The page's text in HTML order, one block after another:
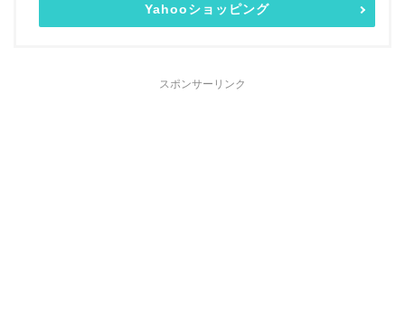
Yahooショッピング
スポンサーリンク